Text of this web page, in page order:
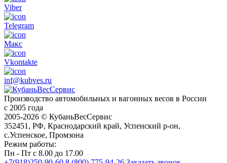
Viber
Telegram
Макс
Vkontakte
inf@kubves.ru
Производство автомобильных и вагонных весов в России
с 2005 года
2005-2026 © КубаньВесСервис
352451, РФ, Краснодарский край, Успенский р-он,
с.Успенское, Промзона
Режим работы:
Пн - Пт с 8.00 до 17.00